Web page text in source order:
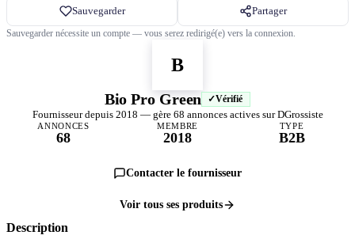
Sauvegarder Partager
Sauvegarder nécessite un compte — vous serez redirigé(e) vers la connexion.
B
Bio Pro Green Vérifié
Fournisseur depuis 2018 — gère 68 annonces actives sur DGrossiste
ANNONCES
68
MEMBRE
2018
TYPE
B2B
Contacter le fournisseur
Voir tous ses produits
Description